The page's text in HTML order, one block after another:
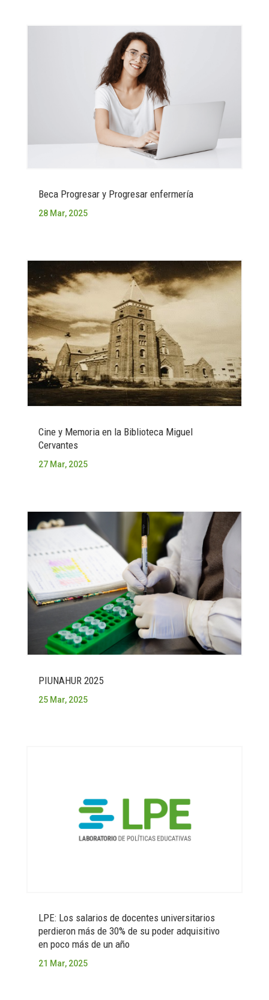
Beca Progresar y Progresar enfermería
28 Mar, 2025
Cine y Memoria en la Biblioteca Miguel
Cervantes
27 Mar, 2025
PIUNAHUR 2025
25 Mar, 2025
LPE: Los salarios de docentes universitarios
perdieron más de 30% de su poder adquisitivo
en poco más de un año
21 Mar, 2025